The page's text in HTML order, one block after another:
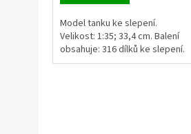
Model tanku ke slepení.
Velikost: 1:35; 33,4 cm. Balení
obsahuje: 316 dílků ke slepení.